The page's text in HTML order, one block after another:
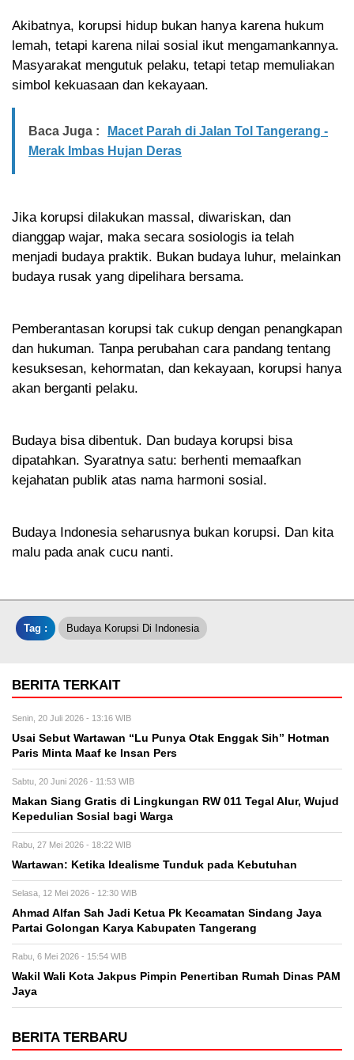
Akibatnya, korupsi hidup bukan hanya karena hukum
lemah, tetapi karena nilai sosial ikut mengamankannya.
Masyarakat mengutuk pelaku, tetapi tetap memuliakan
simbol kekuasaan dan kekayaan.
Baca Juga :
Macet Parah di Jalan Tol Tangerang -
Merak Imbas Hujan Deras
Jika korupsi dilakukan massal, diwariskan, dan
dianggap wajar, maka secara sosiologis ia telah
menjadi budaya praktik. Bukan budaya luhur, melainkan
budaya rusak yang dipelihara bersama.
Pemberantasan korupsi tak cukup dengan penangkapan
dan hukuman. Tanpa perubahan cara pandang tentang
kesuksesan, kehormatan, dan kekayaan, korupsi hanya
akan berganti pelaku.
Budaya bisa dibentuk. Dan budaya korupsi bisa
dipatahkan. Syaratnya satu: berhenti memaafkan
kejahatan publik atas nama harmoni sosial.
Budaya Indonesia seharusnya bukan korupsi. Dan kita
malu pada anak cucu nanti.
Tag : Budaya Korupsi Di Indonesia
BERITA TERKAIT
Senin, 20 Juli 2026 - 13:16 WIB
Usai Sebut Wartawan “Lu Punya Otak Enggak Sih” Hotman
Paris Minta Maaf ke Insan Pers
Sabtu, 20 Juni 2026 - 11:53 WIB
Makan Siang Gratis di Lingkungan RW 011 Tegal Alur, Wujud
Kepedulian Sosial bagi Warga
Rabu, 27 Mei 2026 - 18:22 WIB
Wartawan: Ketika Idealisme Tunduk pada Kebutuhan
Selasa, 12 Mei 2026 - 12:30 WIB
‎Ahmad Alfan Sah Jadi Ketua Pk Kecamatan Sindang Jaya
Partai Golongan Karya Kabupaten Tangerang
Rabu, 6 Mei 2026 - 15:54 WIB
Wakil Wali Kota Jakpus Pimpin Penertiban Rumah Dinas PAM
Jaya
BERITA TERBARU